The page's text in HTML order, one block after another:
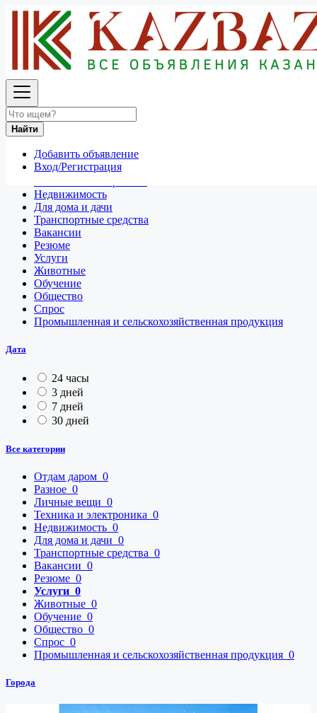
Найти
Добавить объявление
Вход/Регистрация
Услуги
Все объявления в 50 км around Томск
Разное
Личные вещи
Недвижимость
Для дома и дачи
Транспортные средства
Вакансии
Резюме
Услуги
Животные
Обучение
Общество
Спрос
Промышленная и сельскохозяйственная продукция
Дата
24 часы
3 дней
7 дней
30 дней
Все категории
Отдам даром 0
Разное 0
Личные вещи 0
Техника и электроника 0
Недвижимость 0
Для дома и дачи 0
Транспортные средства 0
Вакансии 0
Резюме 0
Услуги 0
Животные 0
Обучение 0
Общество 0
Спрос 0
Промышленная и сельскохозяйственная продукция 0
Города